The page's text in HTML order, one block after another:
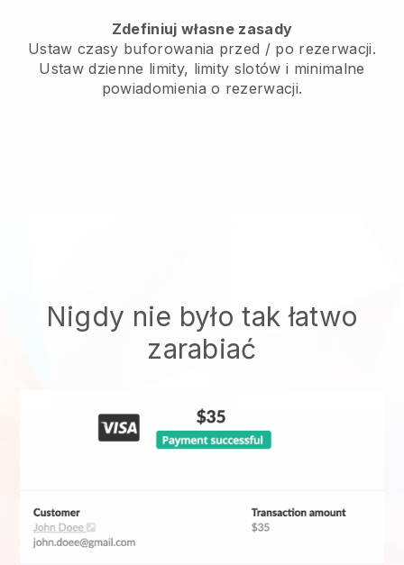
Zdefiniuj własne zasady
Ustaw czasy buforowania przed / po rezerwacji.
Ustaw dzienne limity, limity slotów i minimalne
powiadomienia o rezerwacji.
Nigdy nie było tak łatwo
zarabiać